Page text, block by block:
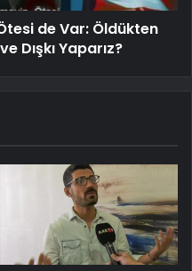
de Var: Öldükten
Dışkı Yaparız?